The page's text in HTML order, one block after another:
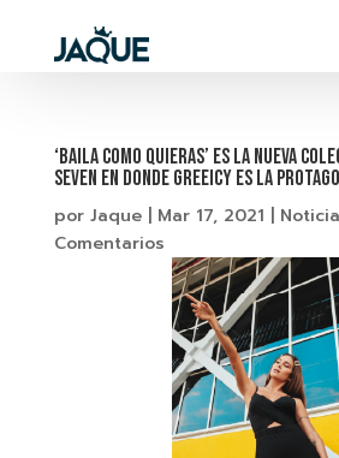
‘BAILA COMO QUIERAS’ ES LA NUEVA
SEVEN EN DONDE GREEICY ES LA
por Jaque| Mar 17, 2021
Comentarios